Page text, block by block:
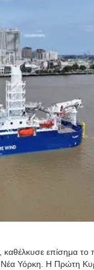
επίσημα
Νέα Υόρκη. Η Πρώτη